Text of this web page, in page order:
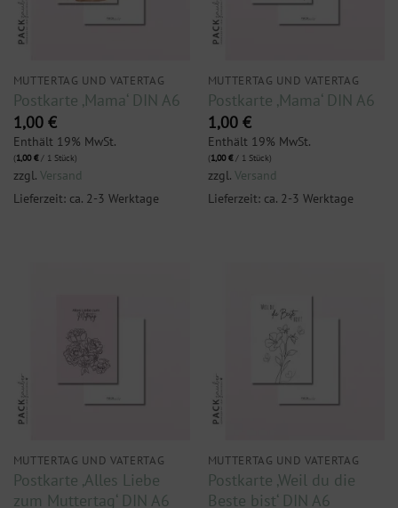
MUTTERTAG UND VATERTAG
Postkarte ‚Mama‘ DIN A6
1,00 €
Enthält 19% MwSt.
(1,00€/ 1 Stück)
zzgl. Versand
Lieferzeit: ca. 2-3 Werktage
MUTTERTAG UND VATERTAG
Postkarte ‚Mama‘ DIN A6
1,00 €
Enthält 19% MwSt.
(1,00€/ 1 Stück)
zzgl. Versand
Lieferzeit: ca. 2-3 Werktage
MUTTERTAG UND VATERTAG
Postkarte ‚Alles Liebe
zum Muttertag‘ DIN A6
MUTTERTAG UND VATERTAG
Postkarte ‚Weil du die
Beste bist‘ DIN A6